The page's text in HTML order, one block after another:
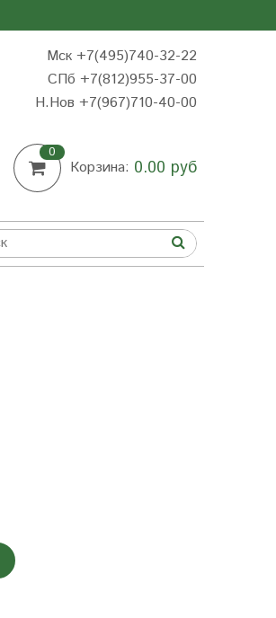
Мск +7(495)740-32-22
СПб +7(812)955-37-00
Н.Нов +7(967)710-40-00
0
Корзина: 0.00 руб